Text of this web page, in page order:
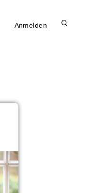
Anmelden